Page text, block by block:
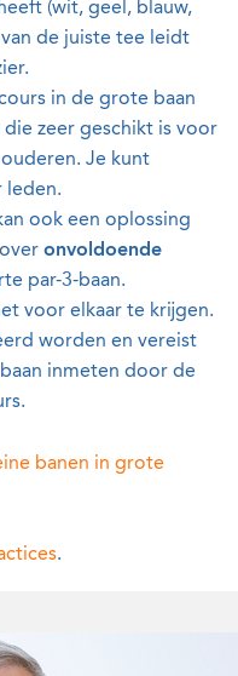
(wit, geel, blauw,
de juiste tee leidt
in de grote baan
die zeer geschikt is voor
Je kunt
leden.
ook een oplossing
onvoldoende
par-3-baan.
voor elkaar te krijgen.
worden en vereist
inmeten door de
banen in grote
.